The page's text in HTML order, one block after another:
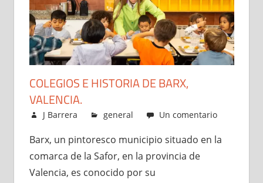
COLEGIOS E HISTORIA DE BARX,
VALENCIA.
julio 15, 2024
J Barrera general Un comentario
Barx, un pintoresco municipio situado en la
comarca de la Safor, en la provincia de
Valencia, es conocido por su